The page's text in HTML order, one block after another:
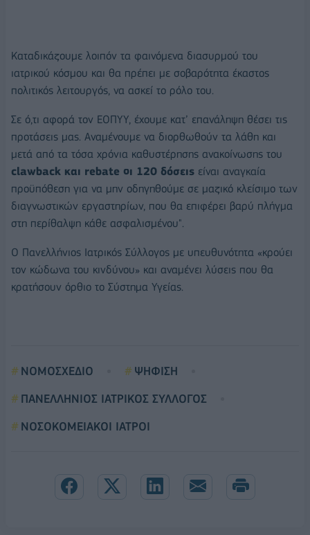
Καταδικάζουμε λοιπόν τα φαινόμενα διασυρμού του
ιατρικού κόσμου και θα πρέπει με σοβαρότητα έκαστος
πολιτικός λειτουργός, να ασκεί το ρόλο του.
Σε ό,τι αφορά τον ΕΟΠΥΥ, έχουμε κατ’ επανάληψη θέσει τις
προτάσεις μας. Αναμένουμε να διορθωθούν τα λάθη και
μετά από τα τόσα χρόνια καθυστέρησης ανακοίνωσης του
clawback και rebate οι 120 δόσεις είναι αναγκαία
προϋπόθεση για να μην οδηγηθούμε σε μαζικό κλείσιμο των
διαγνωστικών εργαστηρίων, που θα επιφέρει βαρύ πλήγμα
στη περίθαλψη κάθε ασφαλισμένου".
Ο Πανελλήνιος Ιατρικός Σύλλογος με υπευθυνότητα «κρούει
τον κώδωνα του κινδύνου» και αναμένει λύσεις που θα
κρατήσουν όρθιο το Σύστημα Υγείας.
ΝΟΜΟΣΧΕΔΙΟ
ΨΗΦΙΣΗ
ΠΑΝΕΛΛΗΝΙΟΣ ΙΑΤΡΙΚΟΣ ΣΥΛΛΟΓΟΣ
ΝΟΣΟΚΟΜΕΙΑΚΟΙ ΙΑΤΡΟΙ